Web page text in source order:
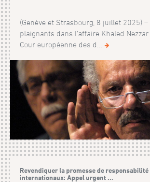
(Genève et Strasbourg, 8 juillet 2025) –
plaignants dans l’affaire Khaled
Cour européenne des d...
Revendiquer la promesse de
internationaux: Appel urgent ...